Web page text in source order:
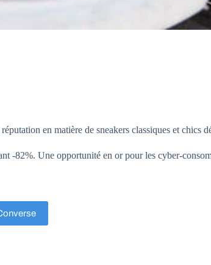
en matière de sneakers classiques et chics
-82%. Une opportunité en or pour les cyber-